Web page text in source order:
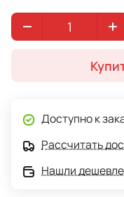
для спальных и
Фасады выполнены
шкафа можно
фабрика Добрый
Доступно к
Рассчитать
Нашли